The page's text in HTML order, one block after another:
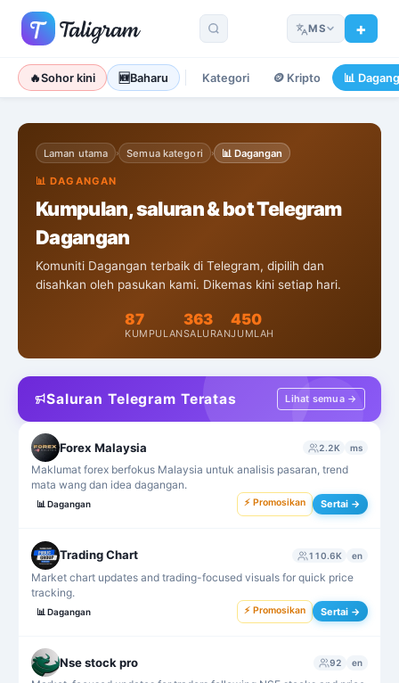
MS
🔥Sohor kini 🆕Baharu Kategori 🪙 Kripto 📊
Laman utama › Semua kategori › 📊 Dagangan
📊 DAGANGAN
Kumpulan, saluran & bot Telegram
Dagangan
Komuniti Dagangan terbaik di Telegram, dipilih dan
disahkan oleh pasukan kami. Dikemas kini setiap hari.
87
KUMPULAN
363
SALURAN
450
JUMLAH
Saluran Telegram Teratas Lihat semua →
Forex Malaysia 2.2K ms
Maklumat forex berfokus Malaysia untuk analisis pasaran, trend
mata wang dan idea dagangan.
📊Dagangan ⚡ Promosikan Sertai →
Trading Chart 110.6K en
Market chart updates and trading-focused visuals for quick price
tracking.
📊 Dagangan ⚡ Promosikan Sertai →
Nse stock pro 92 en